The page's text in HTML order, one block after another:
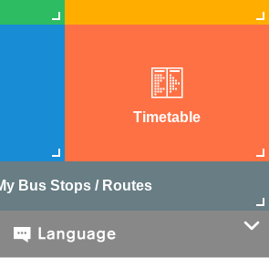
Timetable
Bus Stops / Routes
